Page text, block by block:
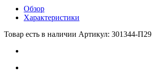
Обзор
Характеристики
Товар есть в наличии Артикул: 301344-П29